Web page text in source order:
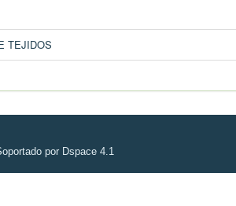
TEJIDOS
por Dspace 4.1